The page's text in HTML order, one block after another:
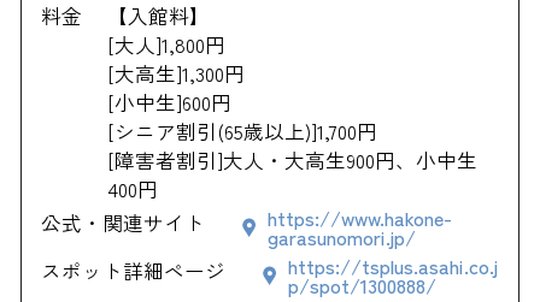
料金
【入館料】
[大人]1,800円
[大高生]1,300円
[小中生]600円
[シニア割引(65歳以上)]1,700円
[障害者割引]大人・大高生900円、小中生
400円
公式・関連サイト
https://www.hakone-
garasunomori.jp/
スポット詳細ページ
https://tsplus.asahi.co.j
p/spot/1300888/